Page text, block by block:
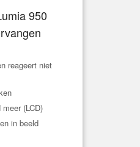
950
reageert niet
(LCD)
in beeld